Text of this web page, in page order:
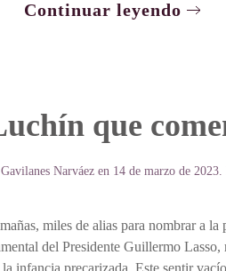
Continuar leyendo
que
Narváezen 14 de marzo de 2023.
miles de alias para nombrar a
del Presidente Guillermo
infancia precarizada. Este sentir